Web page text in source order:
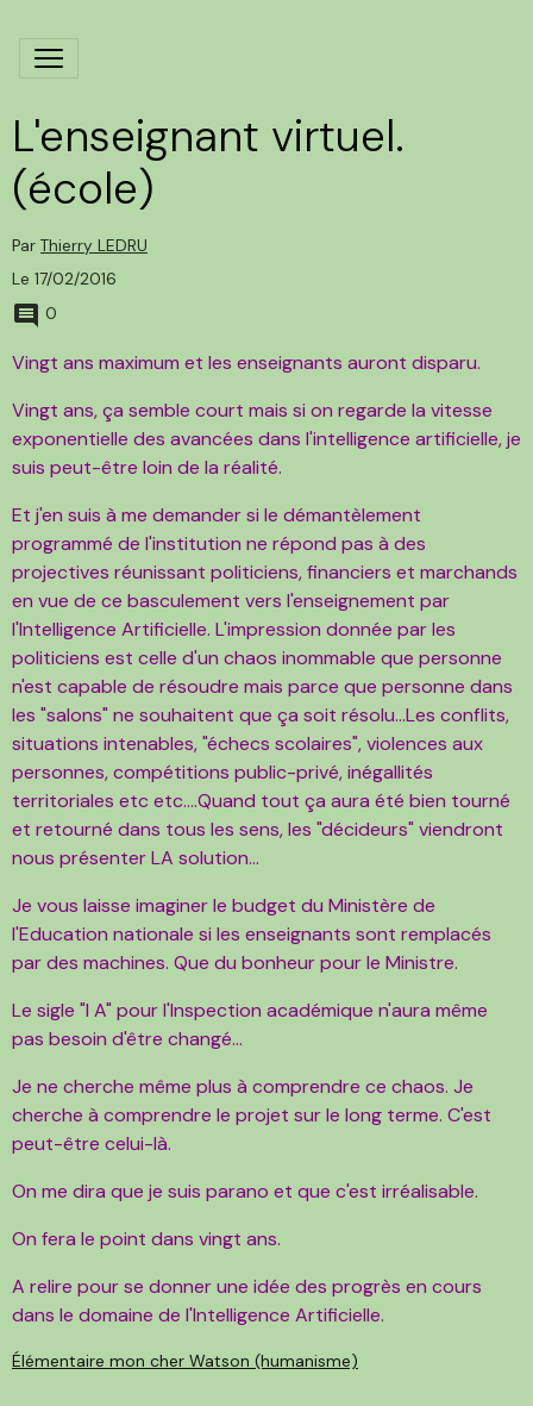
L'enseignant virtuel.
(école)
Par Thierry LEDRU
Le 17/02/2016
0
Vingt ans maximum et les enseignants auront disparu.
Vingt ans, ça semble court mais si on regarde la vitesse
exponentielle des avancées dans l'intelligence artificielle, je
suis peut-être loin de la réalité.
Et j'en suis à me demander si le démantèlement
programmé de l'institution ne répond pas à des
projectives réunissant politiciens, financiers et marchands
en vue de ce basculement vers l'enseignement par
l'Intelligence Artificielle. L'impression donnée par les
politiciens est celle d'un chaos inommable que personne
n'est capable de résoudre mais parce que personne dans
les "salons" ne souhaitent que ça soit résolu...Les conflits,
situations intenables, "échecs scolaires", violences aux
personnes, compétitions public-privé, inégallités
territoriales etc etc....Quand tout ça aura été bien tourné
et retourné dans tous les sens, les "décideurs" viendront
nous présenter LA solution...
Je vous laisse imaginer le budget du Ministère de
l'Education nationale si les enseignants sont remplacés
par des machines. Que du bonheur pour le Ministre.
Le sigle "I A" pour l'Inspection académique n'aura même
pas besoin d'être changé...
Je ne cherche même plus à comprendre ce chaos. Je
cherche à comprendre le projet sur le long terme. C'est
peut-être celui-là.
On me dira que je suis parano et que c'est irréalisable.
On fera le point dans vingt ans.
A relire pour se donner une idée des progrès en cours
dans le domaine de l'Intelligence Artificielle.
Élémentaire mon cher Watson (humanisme)